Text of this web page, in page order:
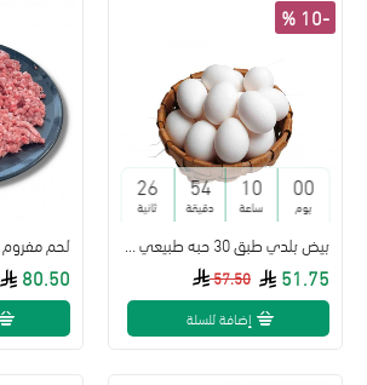
-10 %
00
يوم
10
ساعة
54
دقيقة
25
ثانية
57.50 51.75
إضافة للسلة
80.50